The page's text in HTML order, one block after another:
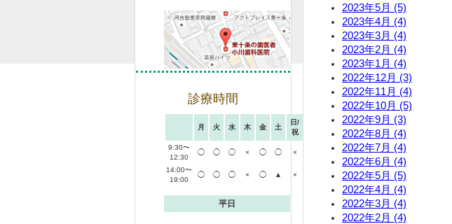
2023年5月 (5)
2023年4月 (4)
2023年3月 (4)
2023年2月 (4)
2023年1月 (4)
2022年12月 (3)
2022年11月 (4)
2022年10月 (5)
2022年9月 (3)
2022年8月 (4)
2022年7月 (4)
2022年6月 (4)
2022年5月 (5)
2022年4月 (4)
2022年3月 (4)
2022年2月 (4)
診療時間
月 火 水 木 金 土
日/
祝
9:30〜
12:30
◯ ◯ ◯ × ◯ ◯ ×
14:00〜
19:00
◯ ◯ ◯ × ◯ ▲ ×
平日